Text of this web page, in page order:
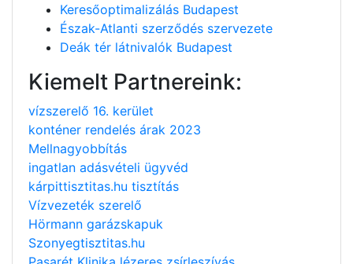
Keresőoptimalizálás Budapest
Észak-Atlanti szerződés szervezete
Deák tér látnivalók Budapest
Kiemelt Partnereink:
vízszerelő 16. kerület
konténer rendelés árak 2023
Mellnagyobbítás
ingatlan adásvételi ügyvéd
kárpittisztitas.hu tisztítás
Vízvezeték szerelő
Hörmann garázskapuk
Szonyegtisztitas.hu